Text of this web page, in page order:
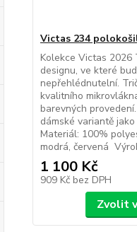
Victas 234
Kolekce Victas 2026
designu, ve které
nepřehlédnutelní.
kvalitního
barevných
dámské variantě
Materiál: 100%
modrá, červená
1 100 Kč
909 Kč bez DPH
Zvolit